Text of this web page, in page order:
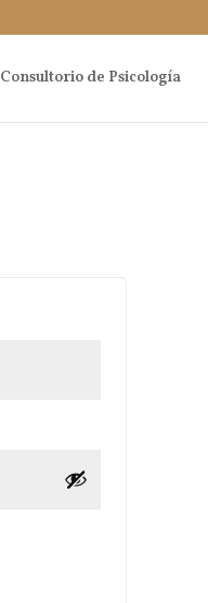
Consultorio de Psicología